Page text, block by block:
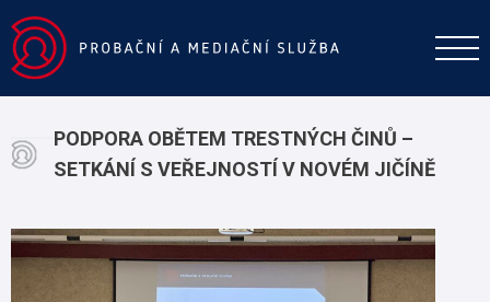
PODPORA OBĚTEM TRESTNÝCH ČINŮ –
SETKÁNÍ S VEŘEJNOSTÍ V NOVÉM JIČÍNĚ